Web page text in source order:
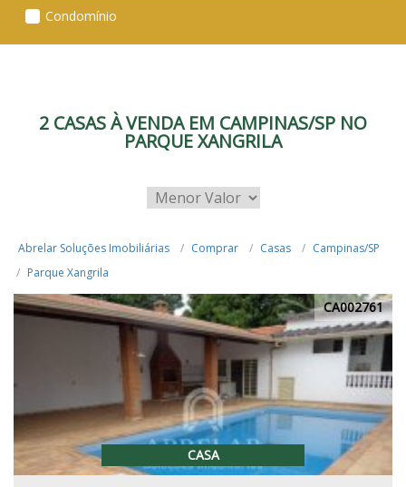
Condomínio
2 CASAS À VENDA EM CAMPINAS/SP NO
PARQUE XANGRILA
Abrelar Soluções Imobiliárias Comprar Casas
Campinas/SP
Parque Xangrila
CA002761
CASA